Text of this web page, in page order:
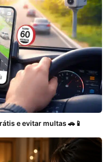
e evitar multas 🚗📱